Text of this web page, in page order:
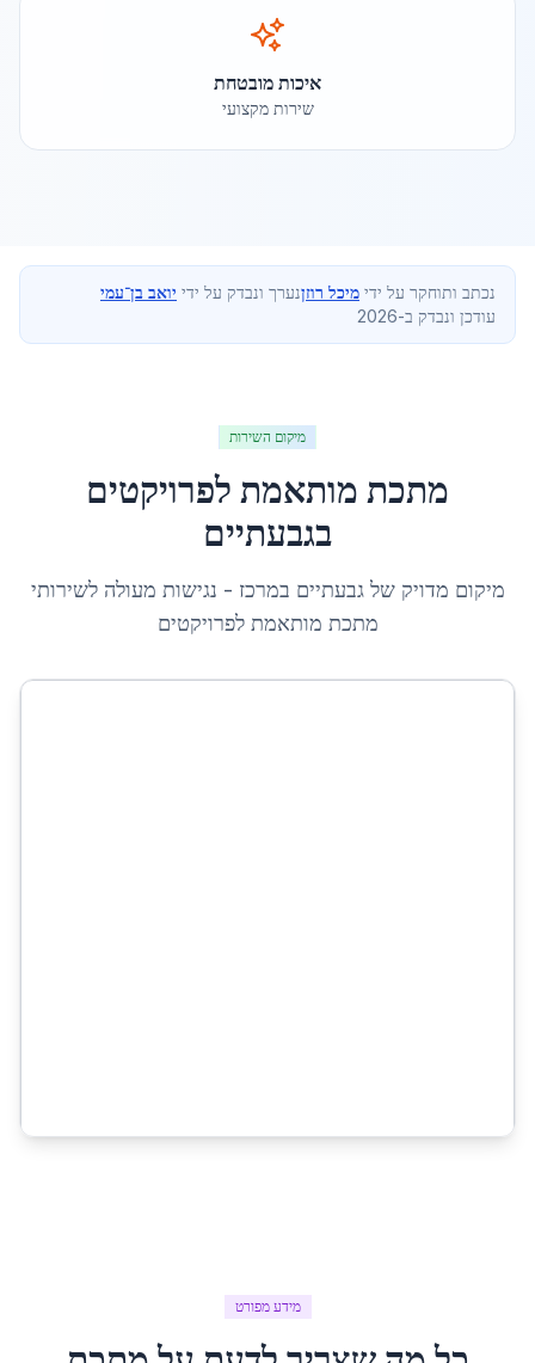
איכות מובטחת
שירות מקצועי
נכתב ותוחקר על ידי מיכל רוזןנערך ונבדק על ידי יואב בן־עמי
עודכן ונבדק ב-2026
מיקום השירות
מתכת מותאמת לפרויקטים
בגבעתיים
מיקום מדויק שלגבעתיים במרכז - נגישות מעולה לשירותי
מתכת מותאמת לפרויקטים
מידע מפורט